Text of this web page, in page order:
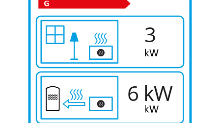
6 kW
3